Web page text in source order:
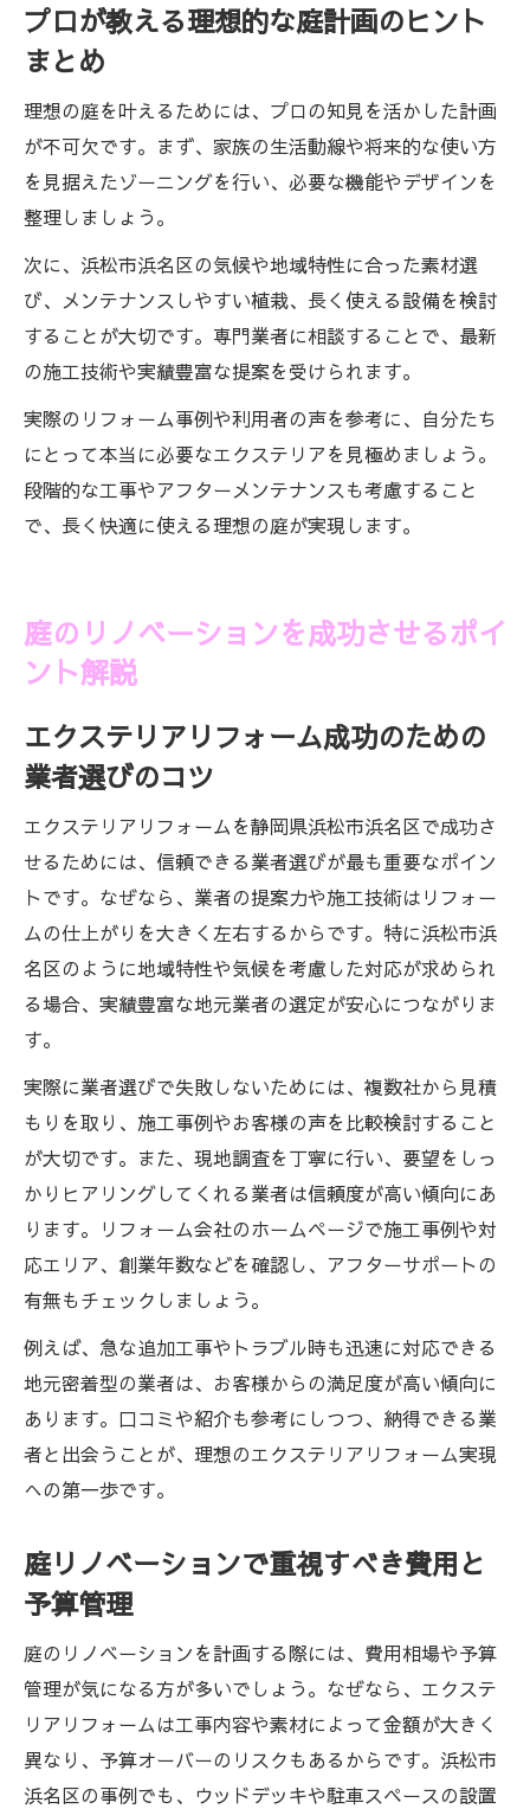
プロが教える理想的な庭計画のヒント
まとめ
理想の庭を叶えるためには、プロの知見を活かした計画
が不可欠です。まず、家族の生活動線や将来的な使い方
を見据えたゾーニングを行い、必要な機能やデザインを
整理しましょう。
次に、浜松市浜名区の気候や地域特性に合った素材選
び、メンテナンスしやすい植栽、長く使える設備を検討
することが大切です。専門業者に相談することで、最新
の施工技術や実績豊富な提案を受けられます。
実際のリフォーム事例や利用者の声を参考に、自分たち
にとって本当に必要なエクステリアを見極めましょう。
段階的な工事やアフターメンテナンスも考慮すること
で、長く快適に使える理想の庭が実現します。
庭のリノベーションを成功させるポイ
ント解説
エクステリアリフォーム成功のための
業者選びのコツ
エクステリアリフォームを静岡県浜松市浜名区で成功さ
せるためには、信頼できる業者選びが最も重要なポイン
トです。なぜなら、業者の提案力や施工技術はリフォー
ムの仕上がりを大きく左右するからです。特に浜松市浜
名区のように地域特性や気候を考慮した対応が求められ
る場合、実績豊富な地元業者の選定が安心につながりま
す。
実際に業者選びで失敗しないためには、複数社から見積
もりを取り、施工事例やお客様の声を比較検討すること
が大切です。また、現地調査を丁寧に行い、要望をしっ
かりヒアリングしてくれる業者は信頼度が高い傾向にあ
ります。リフォーム会社のホームページで施工事例や対
応エリア、創業年数などを確認し、アフターサポートの
有無もチェックしましょう。
例えば、急な追加工事やトラブル時も迅速に対応できる
地元密着型の業者は、お客様からの満足度が高い傾向に
あります。口コミや紹介も参考にしつつ、納得できる業
者と出会うことが、理想のエクステリアリフォーム実現
への第一歩です。
庭リノベーションで重視すべき費用と
予算管理
庭のリノベーションを計画する際には、費用相場や予算
管理が気になる方が多いでしょう。なぜなら、エクステ
リアリフォームは工事内容や素材によって金額が大きく
異なり、予算オーバーのリスクもあるからです。浜松市
浜名区の事例でも、ウッドデッキや駐車スペースの設置